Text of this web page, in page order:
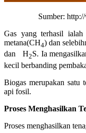
Sumber:
Gas yang terhasil
metana(CH­4) dan
dan H­2­S. Ia
kecil berbanding
Biogas merupakan satu
api fosil.
Proses Menghasilkan
Proses menghasilkan